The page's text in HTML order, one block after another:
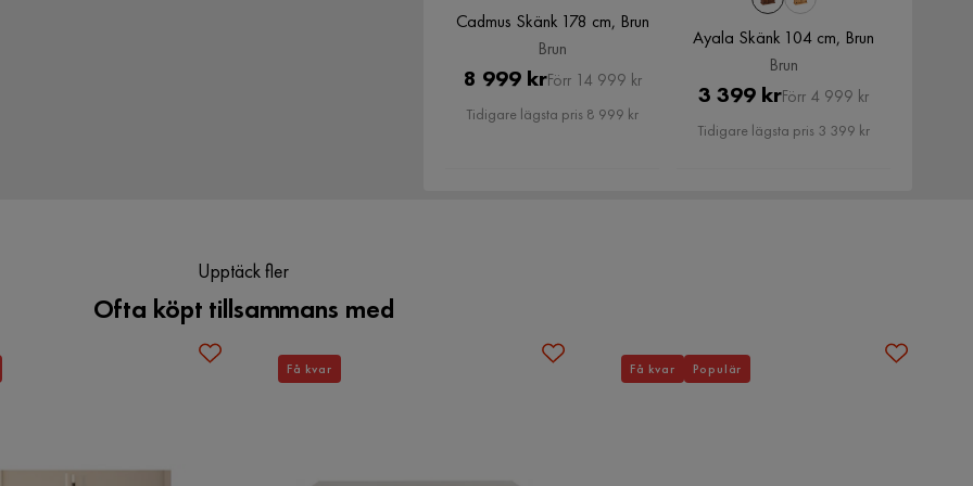
Cadmus Skänk 178 cm, Brun
Brun
Pris
8 999 krOriginal
Pris
Förr 14 999 kr
Tidigare lägsta pris 8 999 kr
Ayala Skänk 104 cm, Brun
Brun
Pris
3 399 krOriginal
Pris
Förr 4 999 kr
Tidigare lägsta pris 3 399 kr
Upptäck fler
Ofta köpt tillsammans med
Få kvar Få kvar Populär